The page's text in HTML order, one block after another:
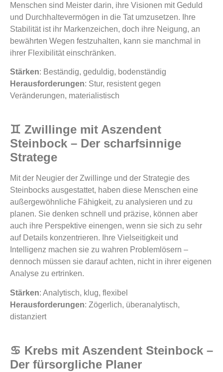
Menschen sind Meister darin, ihre Visionen mit Geduld
und Durchhaltevermögen in die Tat umzusetzen. Ihre
Stabilität ist ihr Markenzeichen, doch ihre Neigung, an
bewährten Wegen festzuhalten, kann sie manchmal in
ihrer Flexibilität einschränken.
Stärken: Beständig, geduldig, bodenständig
Herausforderungen: Stur, resistent gegen
Veränderungen, materialistisch
♊ Zwillinge mit Aszendent
Steinbock – Der scharfsinnige
Stratege
Mit der Neugier der Zwillinge und der Strategie des
Steinbocks ausgestattet, haben diese Menschen eine
außergewöhnliche Fähigkeit, zu analysieren und zu
planen. Sie denken schnell und präzise, können aber
auch ihre Perspektive einengen, wenn sie sich zu sehr
auf Details konzentrieren. Ihre Vielseitigkeit und
Intelligenz machen sie zu wahren Problemlösern –
dennoch müssen sie darauf achten, nicht in ihrer eigenen
Analyse zu ertrinken.
Stärken: Analytisch, klug, flexibel
Herausforderungen: Zögerlich, überanalytisch,
distanziert
♋ Krebs mit Aszendent Steinbock –
Der fürsorgliche Planer